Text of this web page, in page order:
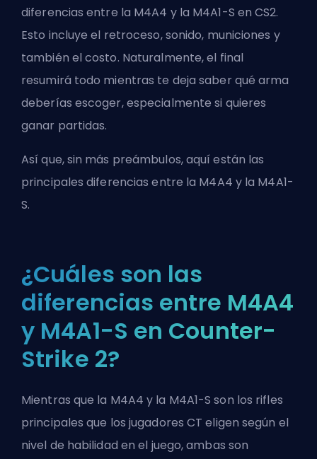
diferencias entre la M4A4 y la M4A1-S en CS2.
Esto incluye el retroceso, sonido, municiones y
también el costo. Naturalmente, el final
resumirá todo mientras te deja saber qué arma
deberías escoger, especialmente si quieres
ganar partidas.
Así que, sin más preámbulos, aquí están las
principales diferencias entre la M4A4 y la M4A1-
S.
¿Cuáles son las
diferencias entre M4A4
y M4A1-S en Counter-
Strike 2?
Mientras que la M4A4 y la M4A1-S son los rifles
principales que los jugadoresCTeligen según el
nivel de habilidad en el juego, ambas son